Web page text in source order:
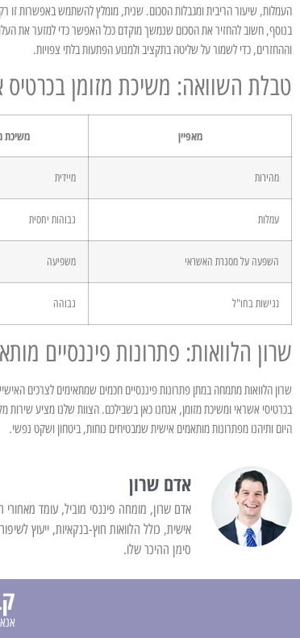
העמלות, שיעור הריבית ומגבלות הסכום. שנית, מומלץ להשתמש באפשרות זו
בנוסף, חשוב להחזיר את הסכום שנמשך מוקדם ככל האפשר כדי למזער את
וההחזרים, כדי לשמור על שליטה בתקציב ולמנוע הפתעות בלתי צפויות.
טבלת השוואה: משיכת מזומן
מאפיין משיכת
מהירות מיידית
עמלות גבוהות יחסית
השפעה על מסגרת האשראי משפיעה
נגישות בחו"ל גבוהה
שרון הלוואות: פתרונות פיננסיים
שרון הלוואות מתמחה במתן פתרונות פיננסיים חכמים שמתאימים לצרכים
בכרטיסי אשראי ומשיכת מזומן, אנחנו כאן בשבילכם. הצוות שלנו מציע שירות
היום ותיהנו מפתרונות מותאמים אישית שמבטיחים נוחות, ביטחון ושקט נפשי.
אדם שרון
אישית, כולל הלוואות חוץ-בנקאיות, ייעוץ
סימן ההיכר שלו.